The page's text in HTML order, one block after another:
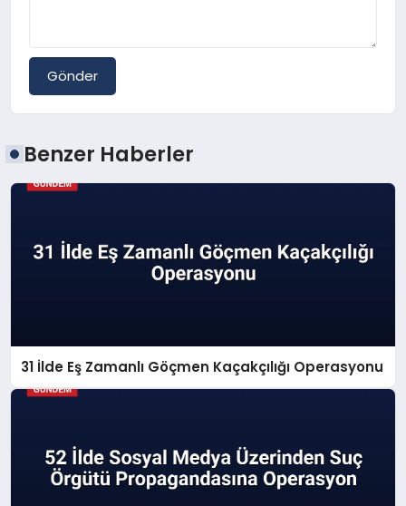
Gönder
Benzer Haberler
31 İlde Eş Zamanlı Göçmen Kaçakçılığı Operasyonu